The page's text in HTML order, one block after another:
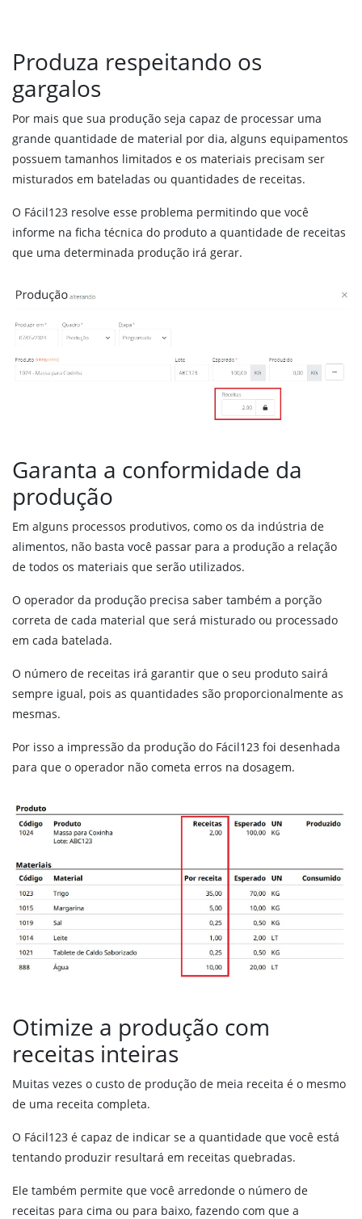
Força de vendas
MDF-e
PDV online
Financeiro
Boleto bancário
Pix
Régua de cobrança
Conciliação Bancária
Estoque
Produção
Produção
Planejamento
Rastreabilidade
Custos da produção
Receitas ou bateladas
SPED Fiscal – Bloco K
FALE CONOSCO
Produza respeitando os
gargalos
Por mais que sua produção seja capaz de processar uma
grande quantidade de material por dia, alguns equipamentos
possuem tamanhos limitados e os materiais precisam ser
misturados em bateladas ou quantidades de receitas.
O Fácil123 resolve esse problema permitindo que você
informe na ficha técnica do produto a quantidade de receitas
que uma determinada produção irá gerar.
Garanta a conformidade da
produção
Em alguns processos produtivos, como os da indústria de
alimentos, não basta você passar para a produção a relação
de todos os materiais que serão utilizados.
O operador da produção precisa saber também a porção
correta de cada material que será misturado ou processado
em cada batelada.
O número de receitas irá garantir que o seu produto sairá
sempre igual, pois as quantidades são proporcionalmente as
mesmas.
Por isso a impressão da produção do Fácil123 foi desenhada
para que o operador não cometa erros na dosagem.
Otimize a produção com
receitas inteiras
Muitas vezes o custo de produção de meia receita é o mesmo
de uma receita completa.
O Fácil123 é capaz de indicar se a quantidade que você está
tentando produzir resultará em receitas quebradas.
Ele também permite que você arredonde o número de
receitas para cima ou para baixo, fazendo com que a